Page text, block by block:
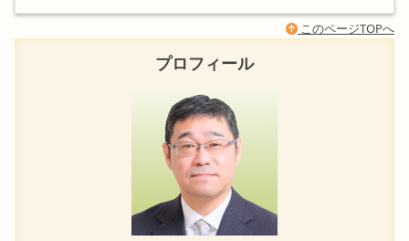
このページTOPへ
プロフィール